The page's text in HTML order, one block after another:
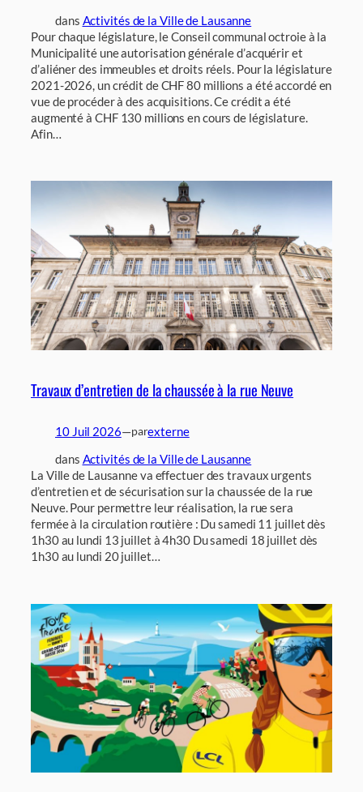
dans Activités de la Ville de Lausanne
Pour chaque législature, le Conseil communal octroie à la
Municipalité une autorisation générale d’acquérir et
d’aliéner des immeubles et droits réels. Pour la législature
2021-2026, un crédit de CHF 80 millions a été accordé en
vue de procéder à des acquisitions. Ce crédit a été
augmenté à CHF 130 millions en cours de législature.
Afin…
Travaux d’entretien de la chaussée à la rue Neuve
10 Juil 2026—parexterne
dans Activités de la Ville de Lausanne
La Ville de Lausanne va effectuer des travaux urgents
d’entretien et de sécurisation sur la chaussée de la rue
Neuve. Pour permettre leur réalisation, la rue sera
fermée à la circulation routière : Du samedi 11 juillet dès
1h30 au lundi 13 juillet à 4h30 Du samedi 18 juillet dès
1h30 au lundi 20 juillet…